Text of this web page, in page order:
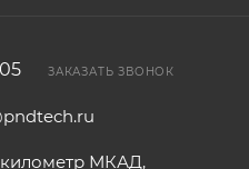
ЗАКАЗАТЬ ЗВОНОК
километр МКАД,